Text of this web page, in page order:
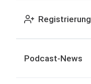
Registrierung
Podcast-News